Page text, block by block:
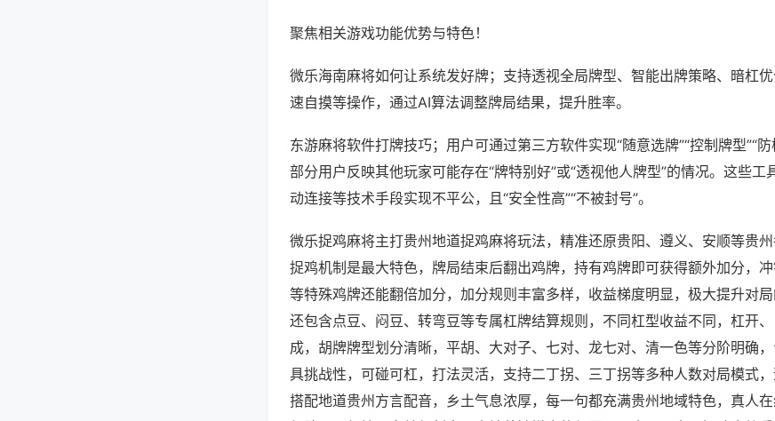
聚焦相关游戏功能优势与特色！
微乐海南麻将如何让系统发好牌；支持透视全局牌型、智能出牌策略、暗杠
速自摸等操作，通过AI算法调整牌局结果，提升胜率。
东游麻将软件打牌技巧；用户可通过第三方软件实现“随意选牌”“控制牌型”“防
部分用户反映其他玩家可能存在“牌特别好”或“透视他人牌型”的情况。这些工
动连接等技术手段实现不平公，且“安全性高”“不被封号”。
微乐捉鸡麻将主打贵州地道捉鸡麻将玩法，精准还原贵阳、遵义、安顺等贵
捉鸡机制是最大特色，牌局结束后翻出鸡牌，持有鸡牌即可获得额外加分，
等特殊鸡牌还能翻倍加分，加分规则丰富多样，收益梯度明显，极大提升对局
还包含点豆、闷豆、转弯豆等专属杠牌结算规则，不同杠型收益不同，杠开
成，胡牌牌型划分清晰，平胡、大对子、七对、龙七对、清一色等分阶明确
具挑战性，可碰可杠，打法灵活，支持二丁拐、三丁拐等多种人数对局模式，
搭配地道贵州方言配音，乡土气息浓厚，每一句都充满贵州地域特色，真人